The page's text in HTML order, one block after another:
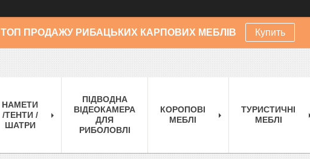
ТОП ПРОДАЖУ РИБАЦЬКИХ КАРПОВИХ МЕБЛІВ Купить
НАМЕТИ
/ТЕНТИ /
ШАТРИ
ПІДВОДНА
ВІДЕОКАМЕРА
ДЛЯ
РИБОЛОВЛІ
КОРОПОВІ
МЕБЛІ
ТУРИСТИЧНІ
МЕБЛІ